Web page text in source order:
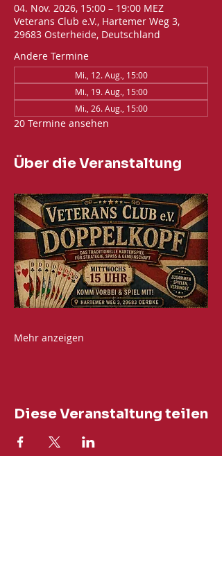
04. Nov. 2026, 15:00 – 19:00 MEZ
Veterans Club e.V., Hartemer Weg 3,
29683 Osterheide, Deutschland
Andere Termine
Mi., 12. Aug., 15:00
Mi., 19. Aug., 15:00
Mi., 26. Aug., 15:00
20 Termine ansehen
Über die Veranstaltung
Mehr anzeigen
Diese Veranstaltung teilen